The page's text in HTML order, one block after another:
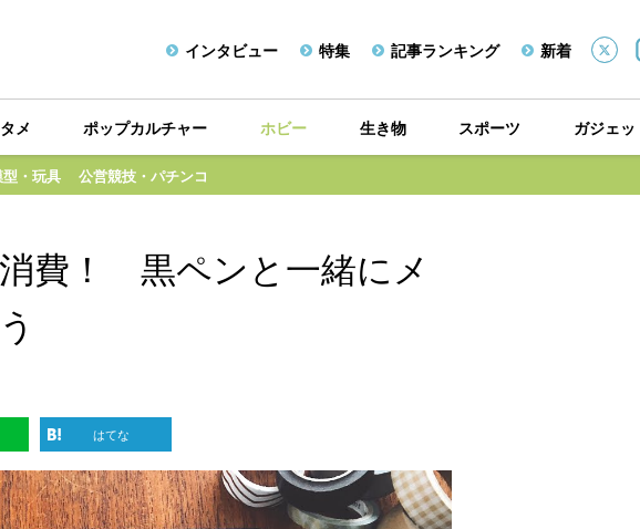
インタビュー 特集 記事ランキング 新着
メ ポップカルチャー ホビー
・玩具 公営競技・パチンコ
生き物 スポーツ ガジェ
費！ 黒ペンと一緒にメ
はてな